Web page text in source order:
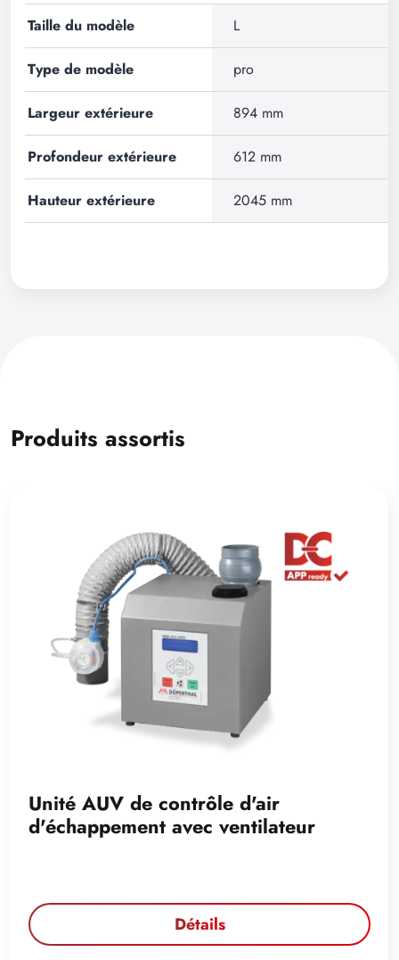
Taille du modèle L
Type de modèle pro
Largeur extérieure 894 mm
Profondeur extérieure 612 mm
Hauteur extérieure 2045 mm
Produits assortis
Unité AUV de contrôle d'air
d'échappement avec ventilateur
Détails